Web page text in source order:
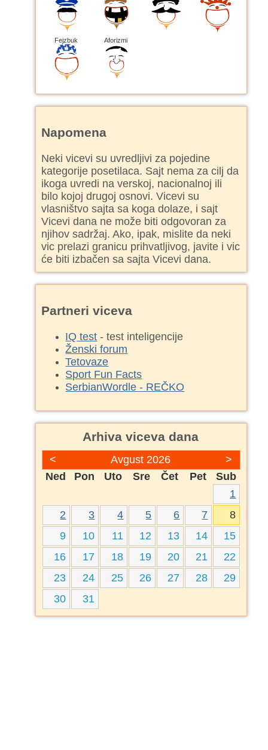
Fejzbuk Aforizmi
Napomena
Neki vicevi su uvredljivi za pojedine
kategorije posetilaca. Sajt nema za cilj da
ikoga uvredi na verskoj, nacionalnoj ili
bilo kojoj drugoj osnovi. Vicevi su
vlasništvo sajta sa koga dolaze, i sajt
Vicevi dana ne može biti odgovoran za
njihov sadržaj. Ako, ipak, mislite da neki
vic prelazi granicu prihvatljivog, javite i vic
će biti izbačen sa sajta Vicevi dana.
Partneri viceva
IQ test - test inteligencije
Ženski forum
Tetovaze
Sport Fun Facts
SerbianWordle - REČKO
Arhiva viceva dana
< >
Avgust 2026
Ned
Pon Uto Sre Čet Pet
Sub
1
2
3 4 5 6 7
8
9
10 11 12 13 14
15
16
17 18 19 20 21
22
23
24 25 26 27 28
29
30
31